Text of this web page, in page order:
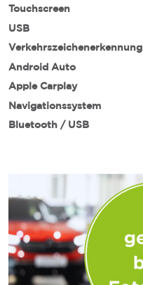
Touchscreen
USB
Verkehrszeichenerkennung
Android Auto
Apple Carplay
Navigationssystem
Bluetooth / USB